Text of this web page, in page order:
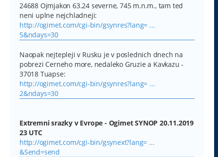
24688 Ojmjakon 63.24 severne, 745 m.n.m., tam ted
neni uplne nejchladneji:
http://ogimet.com/cgi-bin/gsynres?lang= ...
5&ndays=30
Naopak nejtepleji v Rusku je v poslednich dnech na
pobrezi Cerneho more, nedaleko Gruzie a Kavkazu -
37018 Tuapse:
http://ogimet.com/cgi-bin/gsynres?lang= ...
2&ndays=30
Extremni srazky v Evrope - Ogimet SYNOP 20.11.2019
23 UTC
http://ogimet.com/cgi-bin/gsynext?lang= ...
&Send=send